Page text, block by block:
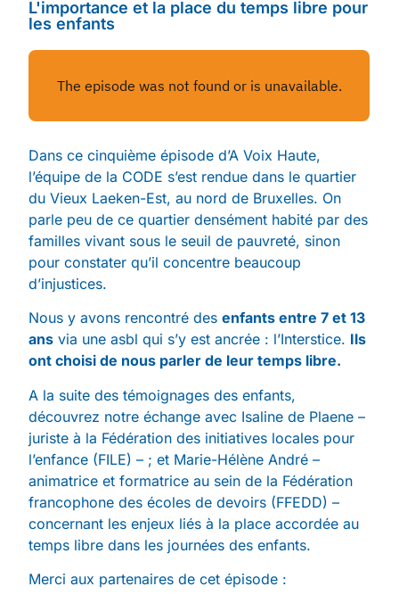
L'importance et la place du temps libre pour
les enfants
Dans ce cinquième épisode d’A Voix Haute,
l’équipe de la CODE s’est rendue dans le quartier
du Vieux Laeken-Est, au nord de Bruxelles. On
parle peu de ce quartier densément habité par des
familles vivant sous le seuil de pauvreté, sinon
pour constater qu’il concentre beaucoup
d’injustices.
Nous y avons rencontré desenfants entre 7 et 13
ans via une asbl qui s’y est ancrée : l’Interstice. Ils
ont choisi de nous parler de leur temps libre.
A la suite des témoignages des enfants,
découvrez notre échange avec Isaline de Plaene –
juriste à la Fédération des initiatives locales pour
l’enfance (FILE) – ; et Marie-Hélène André –
animatrice et formatrice au sein de la Fédération
francophone des écoles de devoirs (FFEDD) –
concernant les enjeux liés à la place accordée au
temps libre dans les journées des enfants.
Merci aux partenaires de cet épisode :